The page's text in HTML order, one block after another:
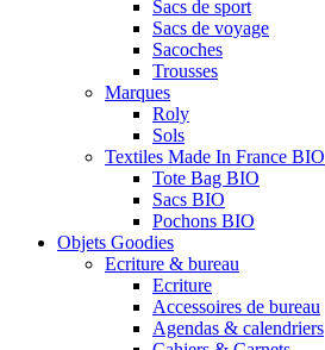
Sacs de sport
Sacs de voyage
Sacoches
Trousses
Marques
Roly
Sols
Textiles Made In France BIO
Tote Bag BIO
Sacs BIO
Pochons BIO
Objets Goodies
Ecriture & bureau
Ecriture
Accessoires de bureau
Agendas & calendriers